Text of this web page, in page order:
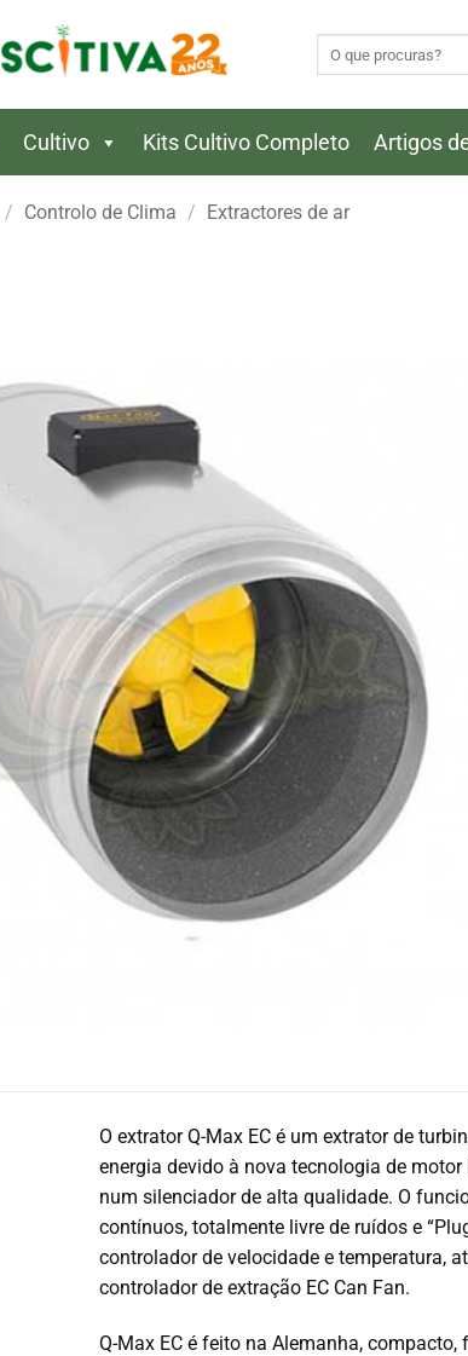
Cultivo Kits Cultivo Completo Artigos
/ Controlo de Clima / Extractores de ar
O extrator Q-Max EC é um extrator de
energia devido à nova tecnologia de motor
num silenciador de alta qualidade. O
contínuos, totalmente livre de ruídos e
controlador de velocidade e temperatura,
controlador de extração EC Can Fan.
Q-Max EC é feito na Alemanha, compacto,